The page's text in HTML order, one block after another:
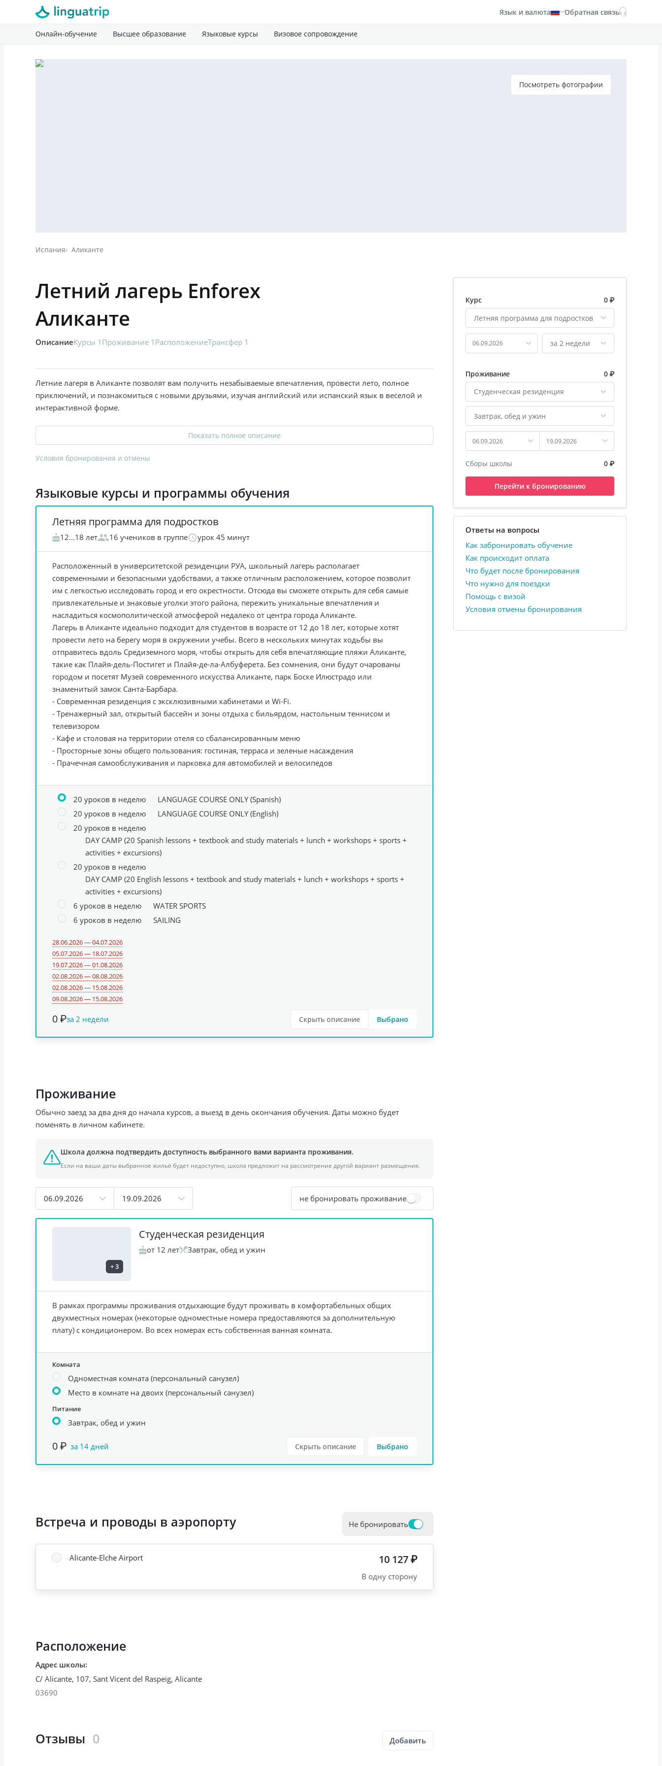
Язык и валюта Обратная связь
Онлайн-обучение Высшее образование Языковые курсы Визовое сопровождение
Посмотреть фотографии
Испания Аликанте
Летний лагерь Enforex
Аликанте
ОписаниеКурсы 1 Проживание 1 РасположениеТрансфер 1
Летние лагеря в Аликанте позволят вам получить незабываемые впечатления, провести лето, полное
приключений, и познакомиться с новыми друзьями, изучая английский или испанский язык в веселой и
интерактивной форме.
Показать полное описание
Условия бронирования и отмены
Языковые курсы и программы обучения
Летняя программа для подростков
12...18 лет 16 учеников в группе урок 45 минут
Расположенный в университетской резиденции РУА, школьный лагерь располагает
современными и безопасными удобствами, а также отличным расположением, которое позволит
им с легкостью исследовать город и его окрестности. Отсюда вы сможете открыть для себя самые
привлекательные и знаковые уголки этого района, пережить уникальные впечатления и
насладиться космополитической атмосферой недалеко от центра города Аликанте.
Лагерь в Аликанте идеально подходит для студентов в возрасте от 12 до 18 лет, которые хотят
провести лето на берегу моря в окружении учебы. Всего в нескольких минутах ходьбы вы
отправитесь вдоль Средиземного моря, чтобы открыть для себя впечатляющие пляжи Аликанте,
такие как Плайя-дель-Постигет и Плайя-де-ла-Албуферета. Без сомнения, они будут очарованы
городом и посетят Музей современного искусства Аликанте, парк Боске Илюстрадо или
знаменитый замок Санта-Барбара.
- Современная резиденция с эксклюзивными кабинетами и Wi-Fi.
- Тренажерный зал, открытый бассейн и зоны отдыха с бильярдом, настольным теннисом и
телевизором
- Кафе и столовая на территории отеля со сбалансированным меню
- Просторные зоны общего пользования: гостиная, терраса и зеленые насаждения
- Прачечная самообслуживания и парковка для автомобилей и велосипедов
20 уроков в неделю
LANGUAGE COURSE ONLY (Spanish)
20 уроков в неделю
LANGUAGE COURSE ONLY (English)
20 уроков в неделю
DAY CAMP (20 Spanish lessons + textbook and study materials + lunch + workshops + sports +
activities + excursions)
20 уроков в неделю
DAY CAMP (20 English lessons + textbook and study materials + lunch + workshops + sports +
activities + excursions)
6 уроков в неделю
WATER SPORTS
6 уроков в неделю
SAILING
28.06.2026 — 04.07.2026
05.07.2026 — 18.07.2026
19.07.2026 — 01.08.2026
02.08.2026 — 08.08.2026
02.08.2026 — 15.08.2026
09.08.2026 — 15.08.2026
0 ₽за 2 недели Выбрано
Скрыть описание
Проживание
Обычно заезд за два дня до начала курсов, а выезд в день окончания обучения. Даты можно будет
поменять в личном кабинете.
Школа должна подтвердить доступность выбранного вами варианта проживания.
Если на ваши даты выбранное жильё будет недоступно, школа предложит на рассмотрение другой вариант размещения.
06.09.2026 19.09.2026 не бронировать проживание
+3
Студенческая резиденция
от 12 лет Завтрак, обед и ужин
В рамках программы проживания отдыхающие будут проживать в комфортабельных общих
двухместных номерах (некоторые одноместные номера предоставляются за дополнительную
плату) с кондиционером. Во всех номерах есть собственная ванная комната.
Комната
Одноместная комната (персональный санузел)
Место в комнате на двоих (персональный санузел)
Питание
Завтрак, обед и ужин
0 ₽ за 14 дней Выбрано
Скрыть описание
Встреча и проводы в аэропорту Не бронировать
Alicante-Elche Airport 10 127 ₽
В одну сторону
Расположение
Адрес школы:
C/ Alicante, 107, Sant Vicent del Raspeig, Alicante
03690
Отзывы 0 Добавить
Курс
0 ₽
Летняя программа для подростков
06.09.2026 за 2 недели
Проживание
0 ₽
Студенческая резиденция
Завтрак, обед и ужин
06.09.2026 19.09.2026
Сборы школы 0 ₽
Перейти к бронированию
Ответы на вопросы
Как забронировать обучение
Как происходит оплата
Что будет после бронирования
Что нужно для поездки
Помощь с визой
Условия отмены бронирования